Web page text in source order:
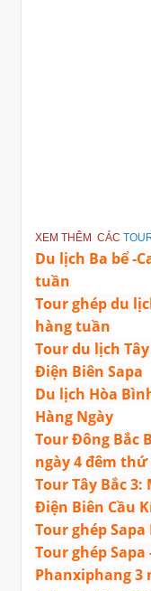
XEM THÊM CÁC
Du lịch Ba bể -
tuần
Tour ghép du
hàng tuần
Tour du lịch
Điện Biên Sapa
Du lịch Hòa
Hàng Ngày
Tour Đông Bắc
ngày 4 đêm
Tour Tây Bắc 3:
Điện Biên Cầu
Tour ghép
Tour ghép Sapa
Phanxiphang 3